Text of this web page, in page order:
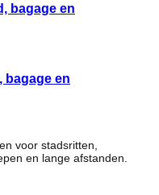
bagage en
bagage en
voor stadsritten,
en lange afstanden.